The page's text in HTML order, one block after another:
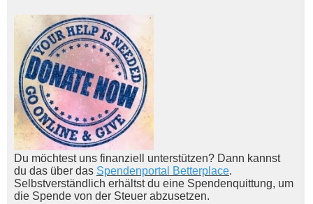
Du möchtest uns finanziell unterstützen? Dann kannst
du das über das Spendenportal Betterplace.
Selbstverständlich erhältst du eine Spendenquittung, um
die Spende von der Steuer abzusetzen.